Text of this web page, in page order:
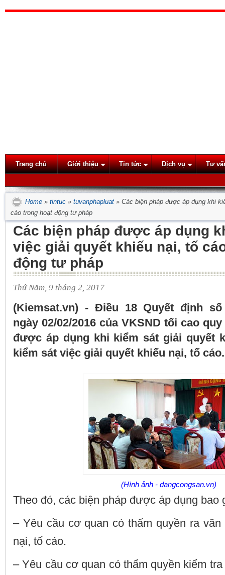
Trang chủ Giới thiệu Tin tức Dịch vụ Tư
Home » tintuc » tuvanphapluat » Các biện pháp được áp dụng khi
cáo trong hoạt động tư pháp
Các biện pháp được áp dụng
việc giải quyết khiếu nại, tố
động tư pháp
Thứ Năm, 9 tháng 2, 2017
(Kiemsat.vn) - Điều 18 Quyết định số
ngày 02/02/2016 của VKSND tối cao
được áp dụng khi kiểm sát giải quyết
kiểm sát việc giải quyết khiếu nại, tố cáo.
(Hình ảnh - dangcongsan.vn)
Theo đó, các biện pháp được áp dụng bao
– Yêu cầu cơ quan có thẩm quyền ra văn
nại, tố cáo.
– Yêu cầu cơ quan có thẩm quyền kiểm